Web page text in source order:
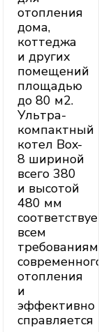
отопления
дома,
коттеджа
и других
помещений
площадью
до 80 м2.
Ультра-
компактный
котел Box-
8 шириной
всего 380
и высотой
480 мм
всем
требованиям
отопления
и
эффективно
справляется